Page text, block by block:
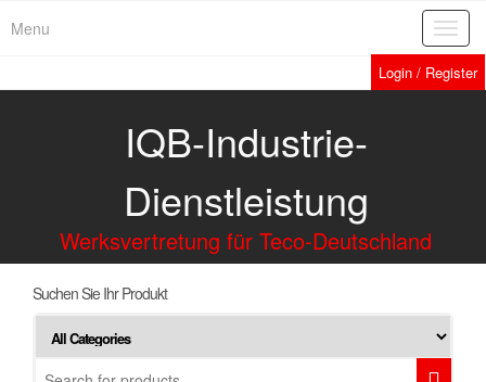
Menu
Login / Register
IQB-Industrie-
Dienstleistung
Werksvertretung für Teco-Deutschland
Suchen Sie Ihr Produkt